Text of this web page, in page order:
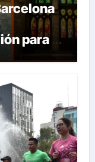
para la